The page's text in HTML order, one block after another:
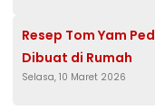
Resep Tom Yam
Dibuat di Rumah
Selasa, 10 Maret 2026